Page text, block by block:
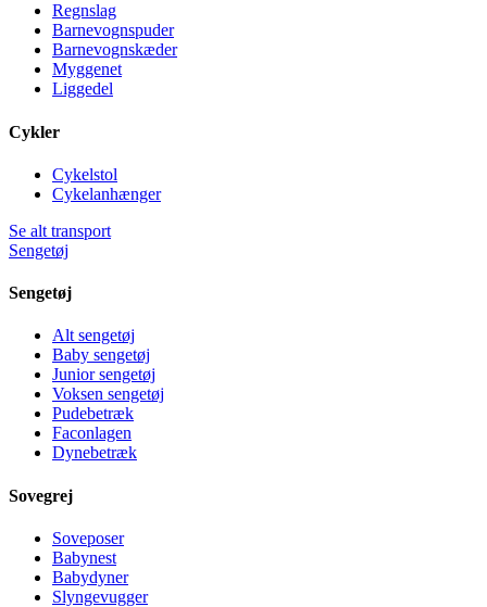
Regnslag
Barnevognspuder
Barnevognskæder
Myggenet
Liggedel
Cykler
Cykelstol
Cykelanhænger
Se alt transport
Sengetøj
Sengetøj
Alt sengetøj
Baby sengetøj
Junior sengetøj
Voksen sengetøj
Pudebetræk
Faconlagen
Dynebetræk
Sovegrej
Soveposer
Babynest
Babydyner
Slyngevugger